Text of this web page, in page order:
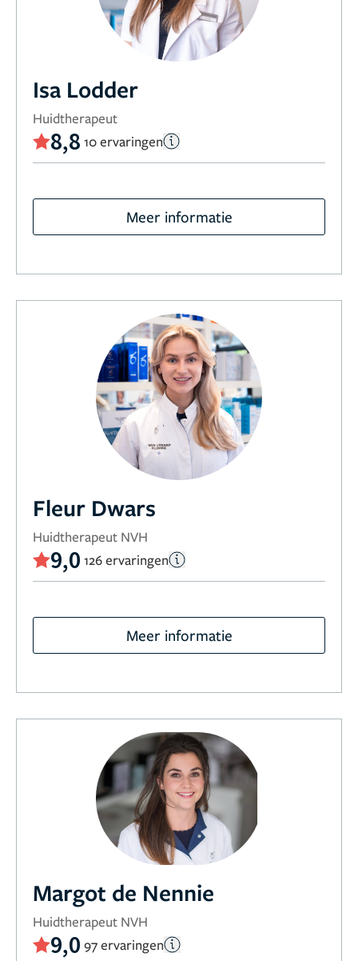
Isa Lodder
Huidtherapeut
8,8 10 ervaringen
Meer informatie
Fleur Dwars
Huidtherapeut NVH
9,0 126 ervaringen
Meer informatie
Margot de Nennie
Huidtherapeut NVH
9,0 97 ervaringen